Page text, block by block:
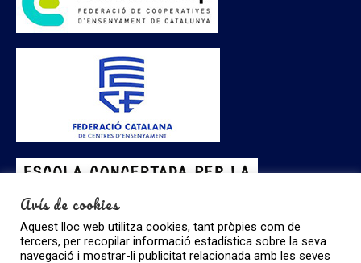
Avís de cookies
Aquest lloc web utilitza cookies, tant pròpies com de
tercers, per recopilar informació estadística sobre la seva
navegació i mostrar-li publicitat relacionada amb les seves